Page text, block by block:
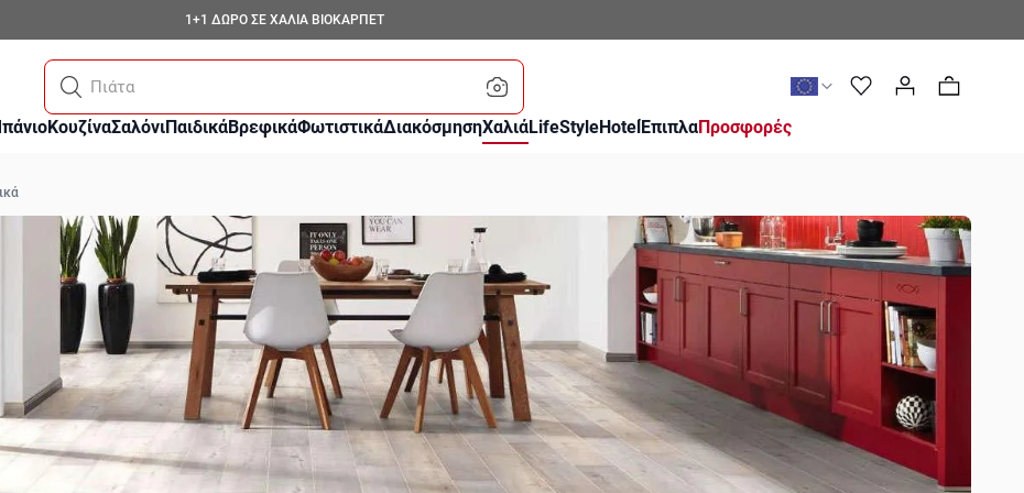
1+1 ΔΩΡΟ ΣΕ ΧΑΛΙΑ ΒΙΟΚΑΡΠΕΤ
Κάνε αναζήτηση 0
ΚουζίναΣαλόνιΠαιδικάΒρεφικάΦωτιστικάΔιακόσμησηΧαλιάLifeStyleHotelΈπιπλαΠροσφορές